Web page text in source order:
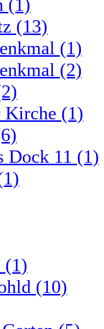
(1)
(13)
(1)
(2)
Kirche (1)
Dock 11 (1)
(1)
(10)